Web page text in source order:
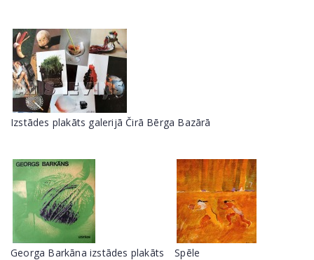
Izstādes plakāts galerijā Čirā Bērga Bazārā
Georga Barkāna izstādes plakāts Spēle